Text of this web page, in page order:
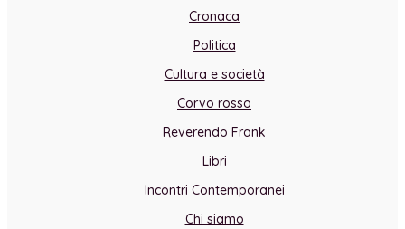
Cronaca
Politica
Cultura e società
Corvo rosso
Reverendo Frank
Libri
Incontri Contemporanei
Chi siamo